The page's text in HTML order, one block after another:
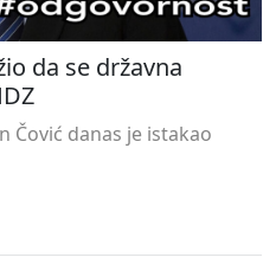
da se državna
Čović danas je istakao